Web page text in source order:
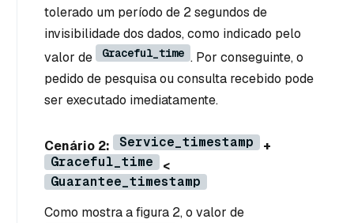
tolerado um período de 2 segundos de
invisibilidade dos dados, como indicado pelo
valor de
Graceful_time . Por conseguinte, o
pedido de pesquisa ou consulta recebido pode
ser executado imediatamente.
Cenário 2: Service_timestamp
+
Graceful_time
<
Guarantee_timestamp
Como mostra a figura 2, o valor de